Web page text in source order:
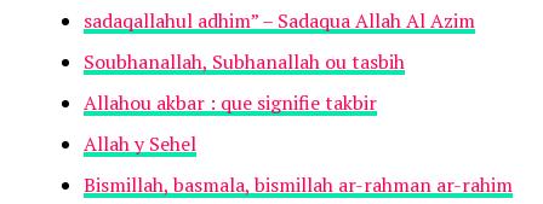
sadaqallahul adhim” – Sadaqua Allah Al Azim
Soubhanallah, Subhanallah ou tasbih
Allahou akbar : que signifie takbir
Allah y Sehel
Bismillah, basmala, bismillah ar-rahman ar-rahim